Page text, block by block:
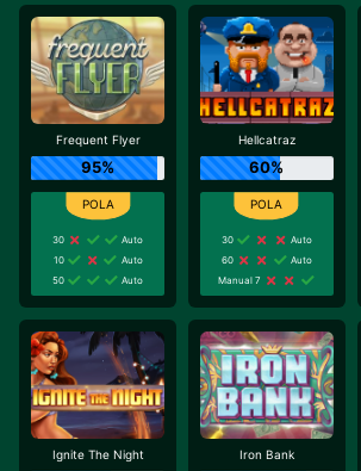
Frequent Flyer
95%
30
Auto
10
Auto
50
Auto
Hellcatraz
60%
30
Auto
60
Auto
Manual 7
Ignite The Night Iron Bank